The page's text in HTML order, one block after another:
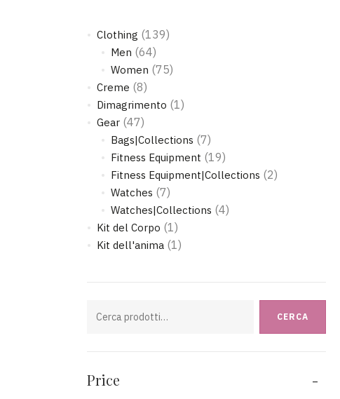
Clothing (139)
Men (64)
Women (75)
Creme (8)
Dimagrimento (1)
Gear (47)
Bags|Collections (7)
Fitness Equipment (19)
Fitness Equipment|Collections (2)
Watches (7)
Watches|Collections (4)
Kit del Corpo (1)
Kit dell'anima (1)
Cerca: CERCA
Price